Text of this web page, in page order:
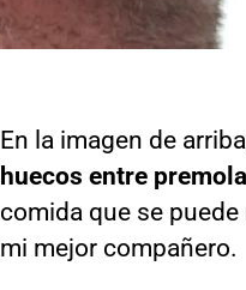
En la imagen de
huecos entre
comida que se puede
mi mejor compañero.